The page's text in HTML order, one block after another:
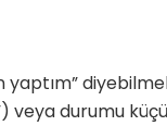
yaptım”
veya durumu